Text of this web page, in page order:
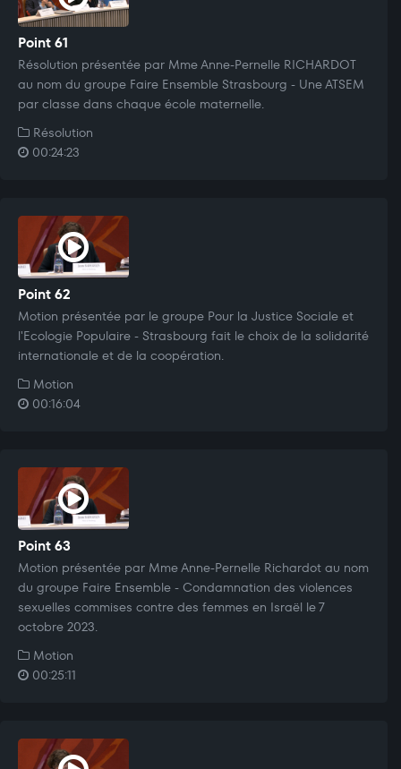
Point 61
Résolution présentée par Mme Anne-Pernelle RICHARDOT
au nom du groupe Faire Ensemble Strasbourg - Une ATSEM
par classe dans chaque école maternelle.
Résolution
00:24:23
Point 62
Motion présentée par le groupe Pour la Justice Sociale et
l'Ecologie Populaire - Strasbourg fait le choix de la solidarité
internationale et de la coopération.
Motion
00:16:04
Point 63
Motion présentée par Mme Anne-Pernelle Richardot au nom
du groupe Faire Ensemble - Condamnation des violences
sexuelles commises contre des femmes en Israël le 7
octobre 2023.
Motion
00:25:11